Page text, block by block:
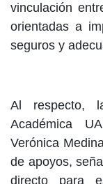
vinculación
orientadas a
seguros y
Al respecto,
Académica
Verónica
de apoyos,
directo para